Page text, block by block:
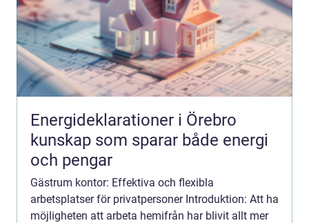
Energideklarationer i Örebro
kunskap som sparar både energi
och pengar
Gästrum kontor: Effektiva och flexibla
arbetsplatser för privatpersoner Introduktion: Att ha
möjligheten att arbeta hemifrån har blivit allt mer